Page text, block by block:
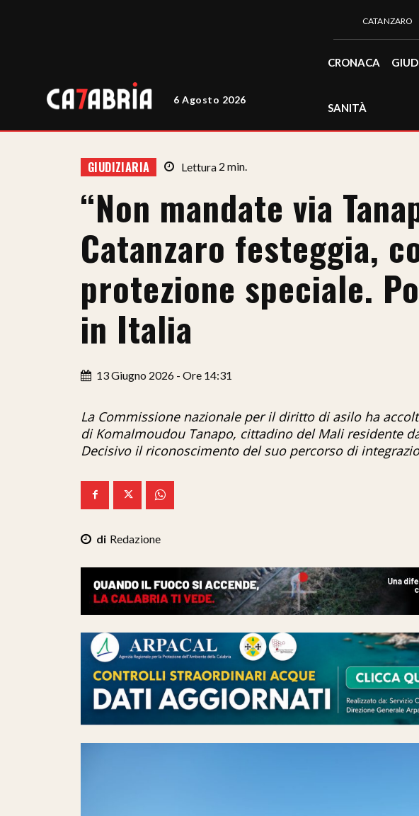
6 Agosto 2026
CATANZARO
CRONACA
SANITÀ
GIUDIZIARIA Lettura 2 min.
“Non mandate via
Catanzaro festeggia,
protezione speciale.
in Italia
13 Giugno 2026 - Ore 14:31
La Commissione nazionale per il diritto di asilo ha
di Komalmoudou Tanapo, cittadino del Mali residente
Decisivo il riconoscimento del suo percorso di
Redazione